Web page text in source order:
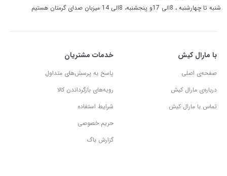
شنبه تا چهارشنبه ، 8الی 17و پنجشنبه، 8الی 14 میزبان صدای گرمتان هستیم
با مارال کیش
صفحه‌ی اصلی
درباره‌ی مارال کیش
تماس با مارال کیش
خدمات مشتریان
پاسخ به پرسش‌های متداول
رویه‌های بازگرداندن کالا
شرایط استفاده
حریم خصوصی
گزارش باگ